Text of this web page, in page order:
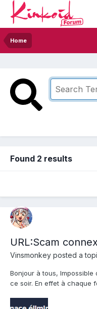
Home
Found 2 results
URL:Scam
Vinsmonkey posted a
Bonjour à tous,
ce soir. En effet à chaque
de l'URL de connexion de